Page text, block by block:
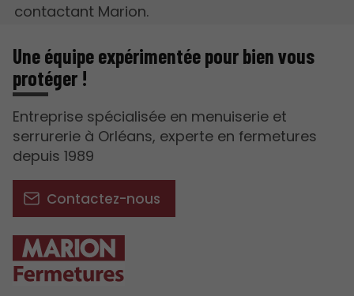
contactant Marion.
Une équipe expérimentée pour bien vous
protéger !
Entreprise spécialisée en menuiserie et
serrurerie à Orléans, experte en fermetures
depuis 1989
Contactez-nous